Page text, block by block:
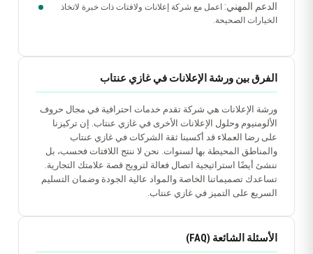
الدعم المهني: اعمل مع شركة إعلانات ولافتات ذات خبرة لاتخاذ
الخيارات الصحيحة.
الفرق بين ورشة الإعلانات في غازي عنتاب
ورشة الإعلانات هي شركة تقدم خدمات احترافية في مجال حروف
الألومنيوم وحلول الإعلانات الأخرى في غازي عنتاب. إن تركيزنا
على رضا العملاء قد أكسبنا ثقة الشركات في غازي عنتاب
والمناطق المحيطة بها لسنوات. نحن لا ننتج اللافتات فحسب، بل
ننشئ أيضًا استراتيجية اتصال فعالة لترويج قصة علامتك التجارية.
تساعدك تصميماتنا الخاصة والمواد عالية الجودة وضمان التسليم
السريع على التميز في غازي عنتاب.
الأسئلة الشائعة (FAQ)